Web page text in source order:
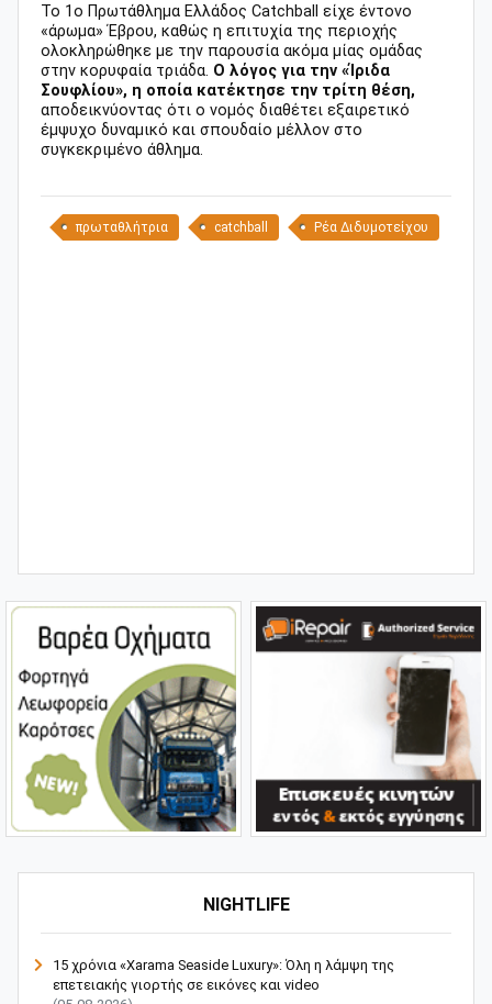
NIGHTLIFE
15 χρόνια «Xarama Seaside Luxury»: Όλη η λάμψη της
επετειακής γιορτής σε εικόνες και video
Το 1ο Πρωτάθλημα Ελλάδος Catchball είχε έντονο
«άρωμα» Έβρου, καθώς η επιτυχία της περιοχής
ολοκληρώθηκε με την παρουσία ακόμα μίας ομάδας
στην κορυφαία τριάδα. Ο λόγος για την «Ίριδα
Σουφλίου», η οποία κατέκτησε την τρίτη θέση,
αποδεικνύοντας ότι ο νομός διαθέτει εξαιρετικό
έμψυχο δυναμικό και σπουδαίο μέλλον στο
συγκεκριμένο άθλημα.
πρωταθλήτρια catchball Ρέα Διδυμοτείχου